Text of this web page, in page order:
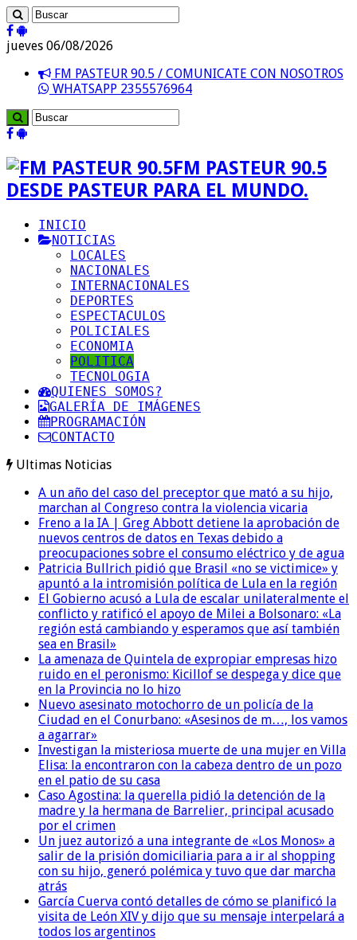
jueves 06/08/2026
FM PASTEUR 90.5 / COMUNICATE CON NOSOTROS
WHATSAPP 2355576964
FM PASTEUR 90.5
DESDE PASTEUR PARA EL MUNDO.
INICIO
NOTICIAS
LOCALES
NACIONALES
INTERNACIONALES
DEPORTES
ESPECTACULOS
POLICIALES
ECONOMIA
POLITICA
TECNOLOGIA
QUIENES SOMOS?
GALERÍA DE IMÁGENES
PROGRAMACIÓN
CONTACTO
Ultimas Noticias
A un año del caso del preceptor que mató a su hijo,
marchan al Congreso contra la violencia vicaria
Freno a la IA | Greg Abbott detiene la aprobación de
nuevos centros de datos en Texas debido a
preocupaciones sobre el consumo eléctrico y de agua
Patricia Bullrich pidió que Brasil «no se victimice» y
apuntó a la intromisión política de Lula en la región
El Gobierno acusó a Lula de escalar unilateralmente el
conflicto y ratificó el apoyo de Milei a Bolsonaro: «La
región está cambiando y esperamos que así también
sea en Brasil»
La amenaza de Quintela de expropiar empresas hizo
ruido en el peronismo: Kicillof se despega y dice que
en la Provincia no lo hizo
Nuevo asesinato motochorro de un policía de la
Ciudad en el Conurbano: «Asesinos de m…, los vamos
a agarrar»
Investigan la misteriosa muerte de una mujer en Villa
Elisa: la encontraron con la cabeza dentro de un pozo
en el patio de su casa
Caso Agostina: la querella pidió la detención de la
madre y la hermana de Barrelier, principal acusado
por el crimen
Un juez autorizó a una integrante de «Los Monos» a
salir de la prisión domiciliaria para a ir al shopping
con su hijo, generó polémica y tuvo que dar marcha
atrás
García Cuerva contó detalles de cómo se planificó la
visita de León XIV y dijo que su mensaje interpelará a
todos los argentinos